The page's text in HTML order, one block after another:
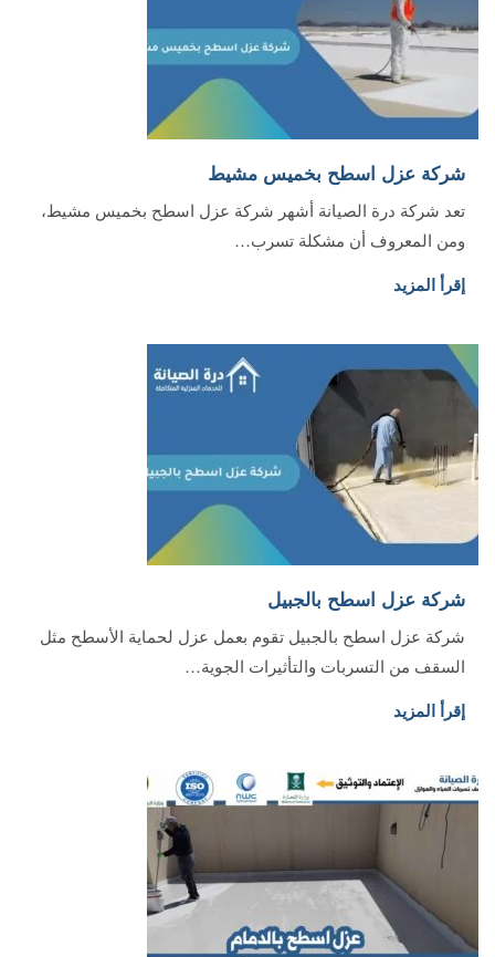
شركة عزل اسطح بخميس مشيط
تعد شركة درة الصيانة أشهر شركة عزل اسطح بخميس مشيط،
ومن المعروف أن مشكلة تسرب…
إقرأ المزيد
شركة عزل اسطح بالجبيل‏
شركة عزل اسطح بالجبيل تقوم بعمل عزل لحماية الأسطح مثل
السقف من التسربات والتأثيرات الجوية…
إقرأ المزيد